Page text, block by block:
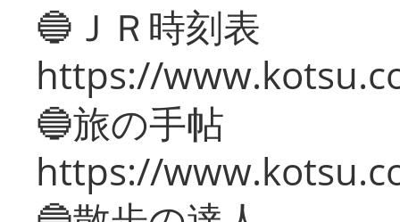
🔵ＪＲ時刻表
https://
🔵旅の手帖
https://